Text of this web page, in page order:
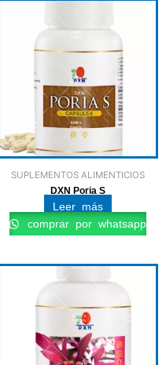
SUPLEMENTOS ALIMENTICIOS
DXN Poria S
Leer más
comprar por whatsapp